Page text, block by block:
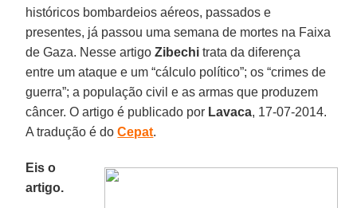
históricos bombardeios aéreos, passados e
presentes, já passou uma semana de mortes na Faixa
de Gaza. Nesse artigoZibechi trata da diferença
entre um ataque e um “cálculo político”; os “crimes de
guerra”; a população civil e as armas que produzem
câncer. O artigo é publicado por Lavaca, 17-07-2014.
A tradução é doCepat.
Eis o
artigo.